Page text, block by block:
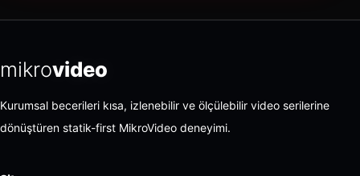
mikrovideo
Kurumsal becerileri kısa, izlenebilir ve ölçülebilir video serilerine
dönüştüren statik-first MikroVideo deneyimi.